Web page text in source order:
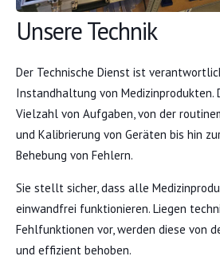
Unsere Technik
Der Technische Dienst ist
Instandhaltung von Medizinprodukten.
Vielzahl von Aufgaben, von der
und Kalibrierung von Geräten bis hin
Behebung von Fehlern.
Sie stellt sicher, dass alle
einwandfrei funktionieren. Liegen
Fehlfunktionen vor, werden diese von
und effizient behoben.